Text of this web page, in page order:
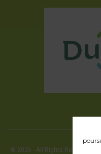
© 2026 - All Rights Reserved -